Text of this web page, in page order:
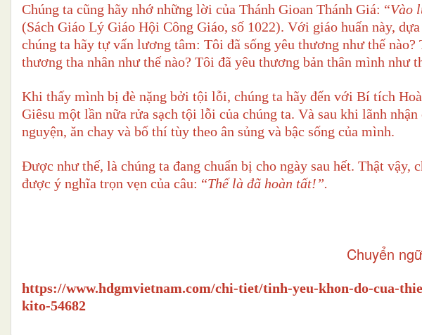
Chúng ta cũng hãy nhớ những lời của Thánh Gioan Thánh Giá: “Vào
(Sách Giáo Lý Giáo Hội Công Giáo, số 1022). Với giáo huấn này,
chúng ta hãy tự vấn lương tâm: Tôi đã sống yêu thương như thế nào?
thương tha nhân như thế nào? Tôi đã yêu thương bản thân mình như
Khi thấy mình bị đè nặng bởi tội lỗi, chúng ta hãy đến với Bí tích
Giêsu một lần nữa rửa sạch tội lỗi của chúng ta. Và sau khi lãnh
nguyện, ăn chay và bố thí tùy theo ân sủng và bậc sống của mình.
Được như thế, là chúng ta đang chuẩn bị cho ngày sau hết. Thật vậy,
được ý nghĩa trọn vẹn của câu: “Thế là đã hoàn tất!”.
Chuyển
https://www.hdgmvietnam.com/chi-tiet/tinh-yeu-khon-do-cua-
kito-54682